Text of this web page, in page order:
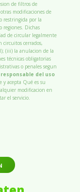
de filtros de
modificaciones de
restringida por la
regiones. Dichas
de circular legalmente
circuitos cerrados,
(iii) la anulacion de la
técnicas obligatorias
o penales segun
responsable del uso
y acepta Qué es su
modificacion en
el servicio.